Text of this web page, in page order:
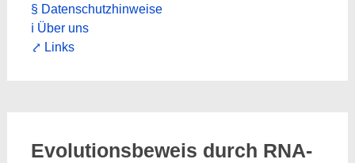
§ Datenschutzhinweise
ℹ Über uns
⤤ Links
Evolutionsbeweis durch RNA-